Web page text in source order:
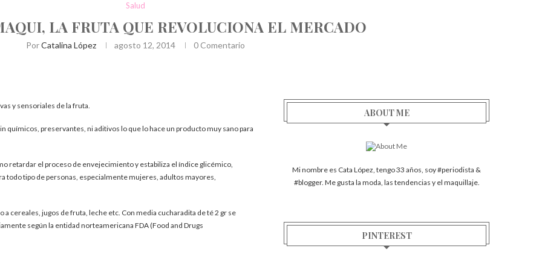
Salud
LA FRUTA QUE REVOLUCIONA EL MERCADO
PorCatalina López agosto 12, 2014 0 Comentario
y sensoriales de la fruta.
químicos, preservantes, ni aditivos lo que lo hace un producto muy sano para
retardar el proceso de envejecimiento y estabiliza el índice glicémico,
todo tipo de personas, especialmente mujeres, adultos mayores,
cereales, jugos de fruta, leche etc. Con media cucharadita de té 2 gr se
según la entidad norteamericana FDA (Food and Drugs
ABOUT ME
Mi nombre es Cata López, tengo 33 años, soy #periodista &
#blogger. Me gusta la moda, las tendencias y el maquillaje.
PINTEREST